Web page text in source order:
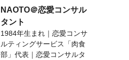
NAOTO＠恋愛コンサル
タント
1984年生まれ｜恋愛コンサ
ルティングサービス「肉食
部」代表｜恋愛コンサルタ